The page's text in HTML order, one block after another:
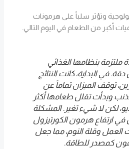
وتؤثر سلباً على هرمونات
أكبر من الطعام في اليوم التالي.
ملتزمة بنظامها الغذائي
في البداية، كانت النتائج
توقف الميزان تماماً عن
وبدأت تقلل طعامها أكثر
لكن لا شيء تغير. المشكلة
في ارتفاع هرمون الكورتيزول
وقلة النوم، مما جعل
كمصدر للطاقة.